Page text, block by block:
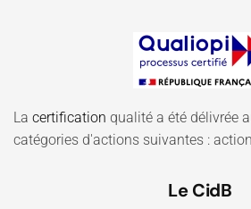
La certification qualité a été délivrée
catégories d'actions suivantes :
Le CidB